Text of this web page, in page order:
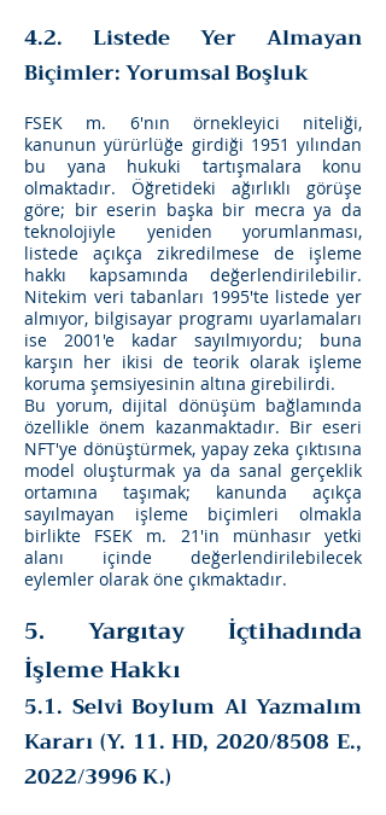
4.2. Listede Yer Almayan
Biçimler: Yorumsal Boşluk
FSEK m. 6'nın örnekleyici niteliği,
kanunun yürürlüğe girdiği 1951 yılından
bu yana hukuki tartışmalara konu
olmaktadır. Öğretideki ağırlıklı görüşe
göre; bir eserin başka bir mecra ya da
teknolojiyle yeniden yorumlanması,
listede açıkça zikredilmese de işleme
hakkı kapsamında değerlendirilebilir.
Nitekim veri tabanları 1995'te listede yer
almıyor, bilgisayar programı uyarlamaları
ise 2001'e kadar sayılmıyordu; buna
karşın her ikisi de teorik olarak işleme
koruma şemsiyesinin altına girebilirdi.
Bu yorum, dijital dönüşüm bağlamında
özellikle önem kazanmaktadır. Bir eseri
NFT'ye dönüştürmek, yapay zeka çıktısına
model oluşturmak ya da sanal gerçeklik
ortamına taşımak; kanunda açıkça
sayılmayan işleme biçimleri olmakla
birlikte FSEK m. 21'in münhasır yetki
alanı içinde değerlendirilebilecek
eylemler olarak öne çıkmaktadır.
5. Yargıtay İçtihadında
İşleme Hakkı
5.1. Selvi Boylum Al Yazmalım
Kararı (Y. 11. HD, 2020/8508 E.,
2022/3996 K.)